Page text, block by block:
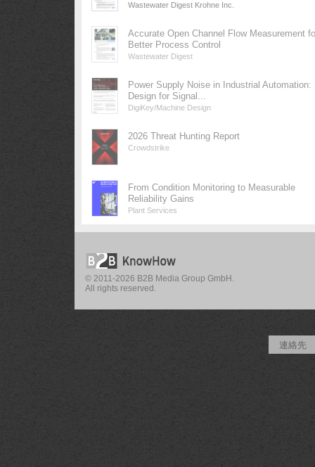
Wastewater Digest Krohne Inc.
Accurate Open Channel Flow Measurement
Better Process Control
Wastewater Digest
Power Supply Noise in Industrial Automation:
Design for Signal...
DigiKey/Machine Design
2026 Threat Hunting Report
Crowdstrike
From Condition Monitoring to Measurable
Reliability Gains
Plant Services
© 2011-2026 B2B Media Group GmbH.
All rights reserved.
連絡先